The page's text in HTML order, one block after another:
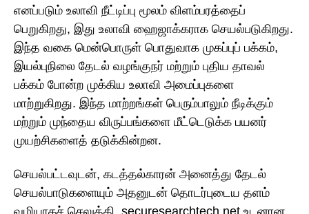
எனப்படும் உலாவி நீட்டிப்பு மூலம் விளம்பரத்தைப்
பெறுகிறது, இது உலாவி ஹைஜாக்கராக செயல்படுகிறது.
இந்த வகை மென்பொருள் பொதுவாக முகப்புப் பக்கம்,
இயல்புநிலை தேடல் வழங்குநர் மற்றும் புதிய தாவல்
பக்கம் போன்ற முக்கிய உலாவி அமைப்புகளை
மாற்றுகிறது. இந்த மாற்றங்கள் பெரும்பாலும் நீடிக்கும்
மற்றும் முந்தைய விருப்பங்களை மீட்டெடுக்க பயனர்
முயற்சிகளைத் தடுக்கின்றன.
செயல்பட்டவுடன், கடத்தல்காரன் அனைத்து தேடல்
செயல்பாடுகளையும் அதனுடன் தொடர்புடைய தளம்
வழியாகச் செலுத்தி, securesearchtech.net உடனான